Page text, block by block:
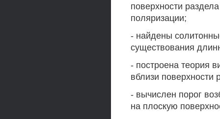
поверхности
поляризации;
- найдены
существования
- построена теория
вблизи поверхности
- вычислен порог
на плоскую